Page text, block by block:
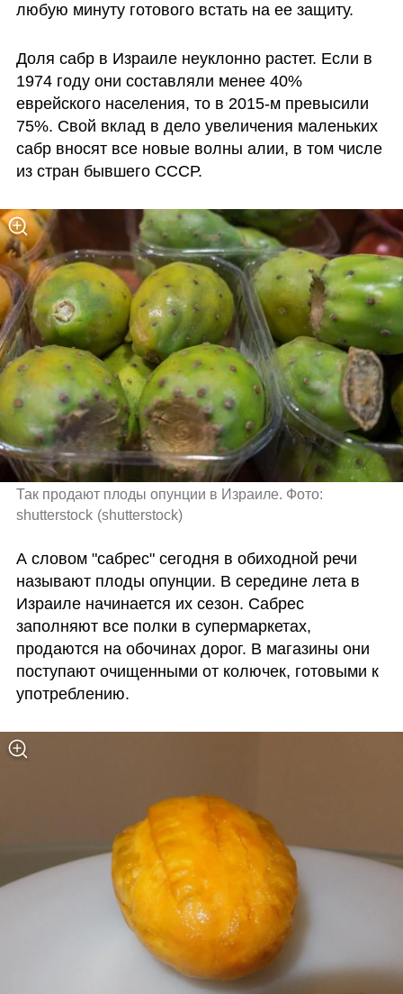
любую минуту готового встать на ее защиту.
Доля сабр в Израиле неуклонно растет. Если в
1974 году они составляли менее 40%
еврейского населения, то в 2015-м превысили
75%. Свой вклад в дело увеличения маленьких
сабр вносят все новые волны алии, в том числе
из стран бывшего СССР.
Так продают плоды опунции в Израиле. Фото:
shutterstock (shutterstock)
А словом "сабрес" сегодня в обиходной речи
называют плоды опунции. В середине лета в
Израиле начинается их сезон. Сабрес
заполняют все полки в супермаркетах,
продаются на обочинах дорог. В магазины они
поступают очищенными от колючек, готовыми к
употреблению.